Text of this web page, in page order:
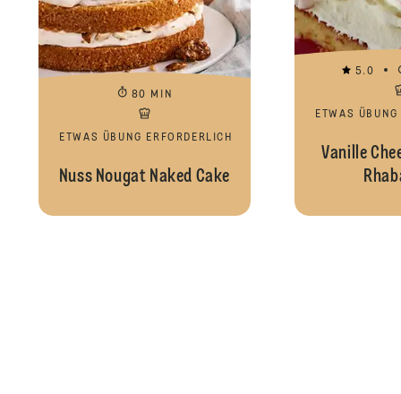
80 MIN
ETWAS ÜBUNG ERFORDERLICH
Nuss Nougat Naked Cake
5.0
ETWAS
Vanille